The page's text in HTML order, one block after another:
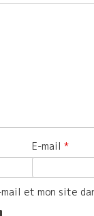
E-mail *
et mon site